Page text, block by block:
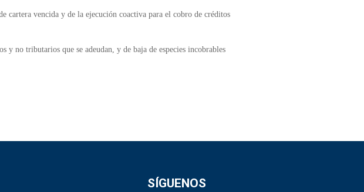
cartera vencida y de la ejecución coactiva para el cobro de créditos
no tributarios que se adeudan, y de baja de especies incobrables
SÍGUENOS